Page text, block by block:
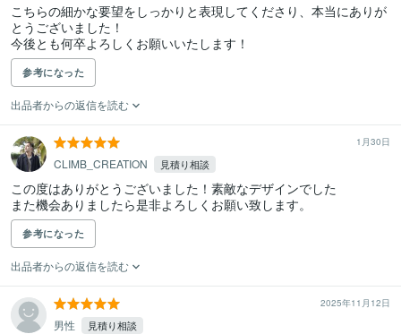
こちらの細かな要望をしっかりと表現してくださり、本当にありが
とうございました！
今後とも何卒よろしくお願いいたします！
参考になった
出品者からの返信を読む
1月30日
CLIMB_CREATION 見積り相談
この度はありがとうございました！素敵なデザインでした
また機会ありましたら是非よろしくお願い致します。
参考になった
出品者からの返信を読む
2025年11月12日
男性 見積り相談